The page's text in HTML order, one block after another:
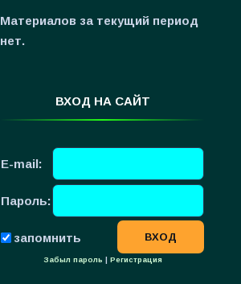
Материалов за текущий период
нет.
ВХОД НА САЙТ
E-mail:
Пароль:
запомнить
Забыл пароль Регистрация